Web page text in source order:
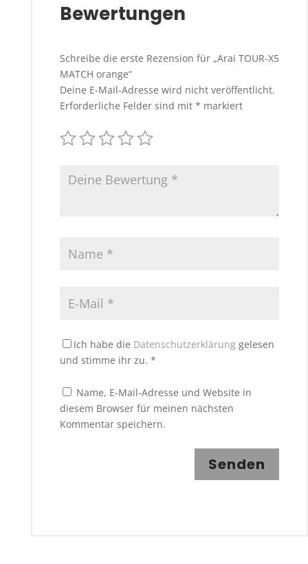
Bewertungen
Schreibe die erste Rezension für „Arai TOUR-X5
MATCH orange“
Deine E-Mail-Adresse wird nicht veröffentlicht.
Erforderliche Felder sind mit * markiert
Ich habe die Datenschutzerklärunggelesen
und stimme ihr zu. *
Name, E-Mail-Adresse und Website in
diesem Browser für meinen nächsten
Kommentar speichern.
Senden